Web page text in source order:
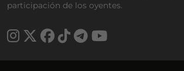
participación de los oyentes.